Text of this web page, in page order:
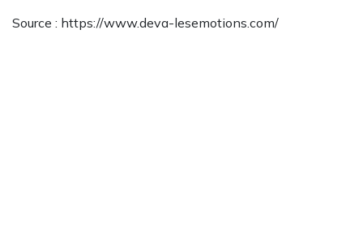
Source : https://www.deva-lesemotions.com/